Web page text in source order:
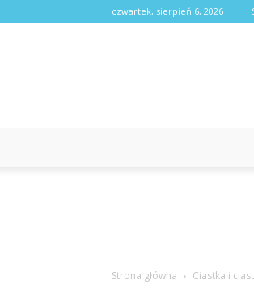
czwartek, sierpień 6, 2026
Strona główna Ciastka i